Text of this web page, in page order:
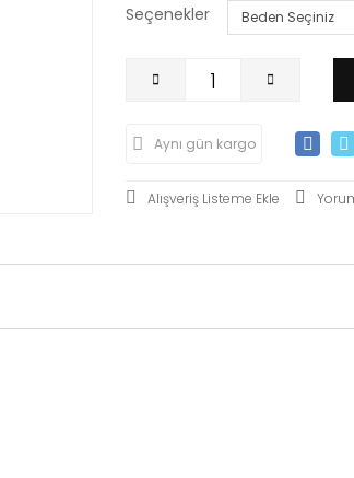
Seçenekler
Aynı gün kargo